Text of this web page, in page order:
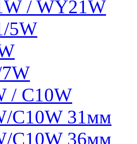
/ WY21W
5W
/ C10W
C10W 31мм
C10W 36мм